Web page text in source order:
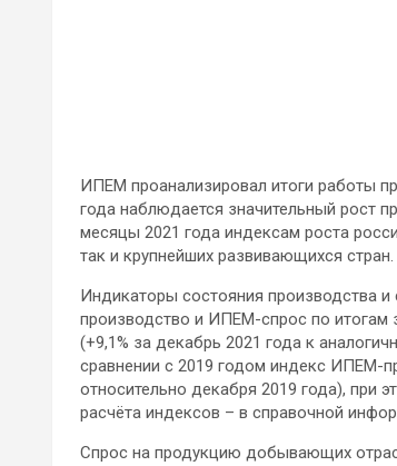
ИПЕМ проанализировал итоги работы
года наблюдается значительный рост
месяцы 2021 года индексам роста
так и крупнейших развивающихся стран.
Индикаторы состояния производства
производство и ИПЕМ-спрос по итогам
(+9,1% за декабрь 2021 года к
сравнении с 2019 годом индекс ИПЕМ-
относительно декабря 2019 года), при
расчёта индексов – в справочной
Спрос на продукцию добывающих